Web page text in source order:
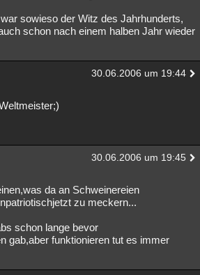
sowieso der Witz des Jahrhunderts,
schon nach einem halben Jahr wieder
30.06.2006 um 19:44
30.06.2006 um 19:45
da an Schweinereien
zu meckern...
schon lange bevor
gab,aber funktionieren tut es immer